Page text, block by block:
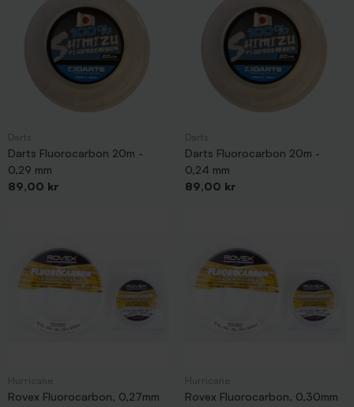
Darts Fluorocarbon 20m -
0,29 mm
Pris
89,00 kr
Darts Fluorocarbon 20m -
0,24 mm
Pris
89,00 kr
Rovex Fluorocarbon, 0,27mm
Rovex Fluorocarbon, 0,30mm